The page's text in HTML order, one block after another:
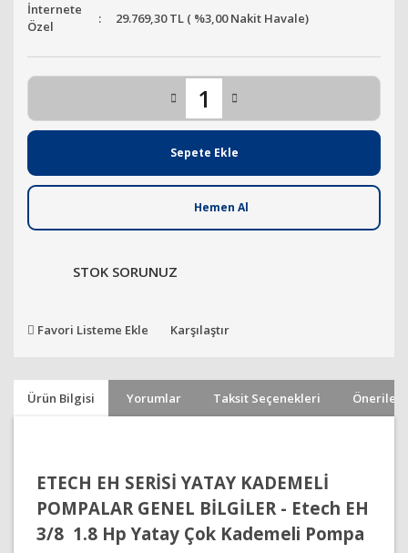
İnternete
Özel
29.769,30 TL ( %3,00 Nakit Havale)
Sepete Ekle
Hemen Al
STOK SORUNUZ
Favori Listeme Ekle Karşılaştır
Ürün Bilgisi Yorumlar Taksit Seçenekleri
ETECH EH SERİSİ YATAY KADEMELİ
POMPALAR GENEL BİLGİLER - Etech EH
3/8 1.8 Hp Yatay Çok Kademeli Pompa